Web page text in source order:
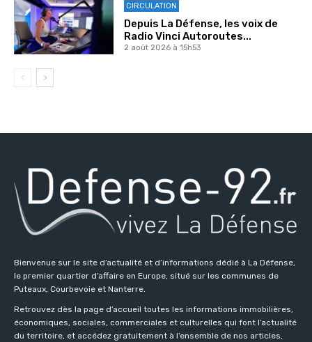
CIRCULATION
Depuis La Défense, les voix de
Radio Vinci Autoroutes...
2 août 2026 à 15h53
Bienvenue sur le site d’actualité et d’informations dédié à La Défense,
le premier quartier d’affaire en Europe, situé sur les communes de
Puteaux, Courbevoie et Nanterre.
Retrouvez dès la page d’accueil toutes les informations immobilières,
économiques, sociales, commerciales et culturelles qui font l’actualité
du territoire, et accédez gratuitement à l’ensemble de nos articles,